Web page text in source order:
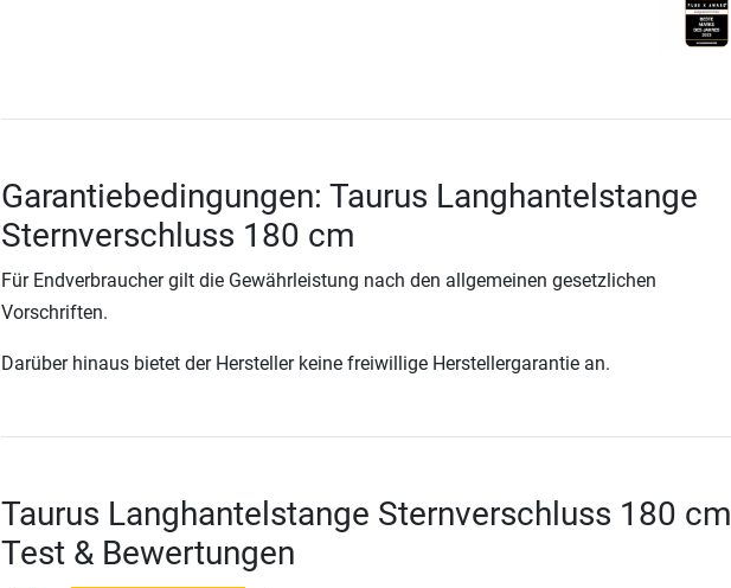
Garantiebedingungen: Taurus Langhantelstange
Sternverschluss 180 cm
Für Endverbraucher gilt die Gewährleistung nach den allgemeinen gesetzlichen
Vorschriften.
Darüber hinaus bietet der Hersteller keine freiwillige Herstellergarantie an.
Taurus Langhantelstange Sternverschluss 180 cm
Test & Bewertungen